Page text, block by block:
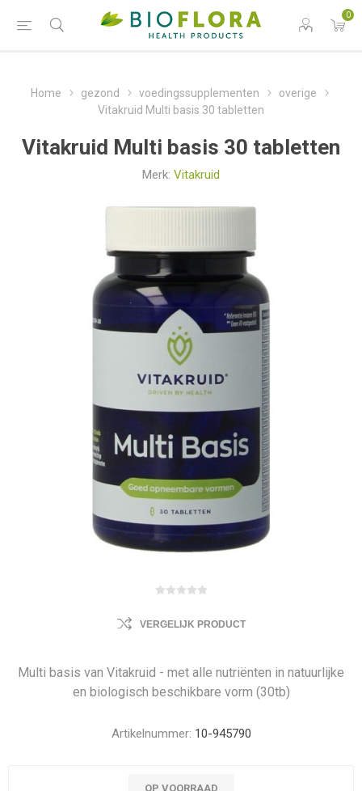
0
Home gezond voedingssupplementen
overige
Vitakruid Multi basis 30 tabletten
Vitakruid Multi basis 30 tabletten
Merk: Vitakruid
VERGELIJK PRODUCT
Multi basis van Vitakruid - met alle nutriënten in natuurlijke
en biologisch beschikbare vorm (30tb)
Artikelnummer: 10-945790
OP VOORRAAD